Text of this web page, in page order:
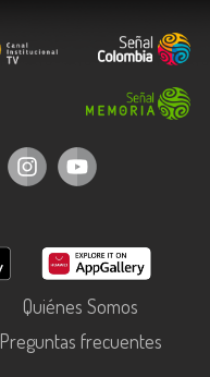
Quiénes Somos
Preguntas frecuentes